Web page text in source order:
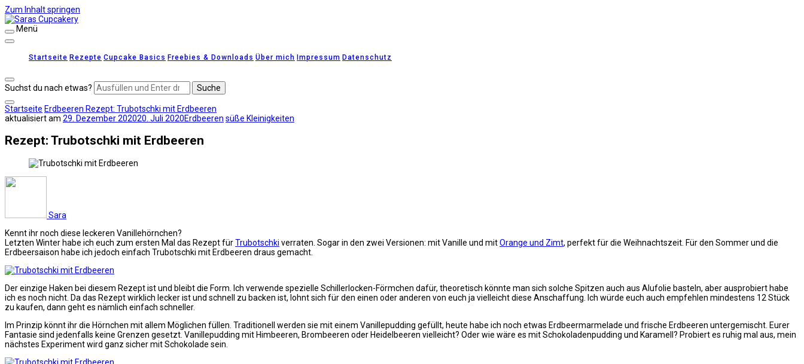
Zum Inhalt springen
Menü
Startseite Rezepte Cupcake Basics Freebies & Downloads Über mich Impressum Datenschutz
Suchst du nach etwas?
Startseite Erdbeeren Rezept: Trubotschki mit Erdbeeren
aktualisiert am 29. Dezember 202020. Juli 2020Erdbeeren süße Kleinigkeiten
Rezept: Trubotschki mit Erdbeeren
Sara
Kennt ihr noch diese leckeren Vanillehörnchen?
Letzten Winter habe ich euch zum ersten Mal das Rezept fürTrubotschki verraten. Sogar in den zwei Versionen: mit Vanille und mitOrange und Zimt, perfekt für die Weihnachtszeit. Für den Sommer und die
Erdbeersaison habe ich jedoch einfach Trubotschki mit Erdbeeren draus gemacht.
Der einzige Haken bei diesem Rezept ist und bleibt die Form. Ich verwende spezielle Schillerlocken-Förmchen dafür, theoretisch könnte man sich solche Spitzen auch aus Alufolie basteln, aber ausprobiert habe
ich es noch nicht. Da das Rezept wirklich lecker ist und schnell zu backen ist, lohnt sich für den einen oder anderen von euch ja vielleicht diese Anschaffung. Ich würde euch auch empfehlen mindestens 12 Stück
zu kaufen, dann geht es nämlich einfach schneller.
Im Prinzip könnt ihr die Hörnchen mit allem Möglichen füllen. Traditionell werden sie mit einem Vanillepudding gefüllt, heute habe ich noch etwas Erdbeermarmelade und frische Erdbeeren untergemischt. Eurer
Fantasie sind jedenfalls keine Grenzen gesetzt. Vanillepudding mit Himbeeren, Brombeeren oder Heidelbeeren vielleicht? Oder wie wäre es mit Schokoladenpudding und Karamell? Probiert es ruhig mal aus, mein
nächstes Experiment wird ganz sicher mit Schokolade sein.